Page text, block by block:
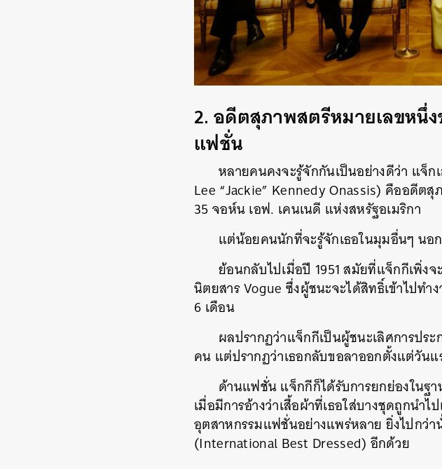
2. อดีตสุภาพสตรีหมายเลขหนึ่
แฟชั่น
หลายคนคงจะรู้จักกันเป็นอย่างดีว่า แจ็
Lee “Jackie” Kennedy Onassis) คืออดีต
35 จอห์น เอฟ. เคนเนดี แห่งสหรัฐอเมริกา
แต่น้อยคนนักที่จะรู้จักเธอในมุมอื่นๆ นอ
ย้อนกลับไปเมื่อปี 1951 สมัยที่แจ็กกีเพิ่งจ
นิตยสาร Vogue ซึ่งผู้ชนะจะได้สิทธิ์เข้าไปท
6 เดือน
ผลปรากฏว่าแจ็กกีเป็นผู้ชนะเลิศการปร
คน แต่ปรากฏว่าเธอกลับขอลาออกตั้งแต่วันแ
ด้านแฟชั่น แจ็กกีก็ได้รับการยกย่องในฐ
เมื่อมีการอ้างว่าเสื้อผ้าที่เธอใส่บางชุดถูกน
อุตสาหกรรมแฟชั่นอย่างแพร่หลาย ยิ่งไปกว่า
(International Best Dressed) อีกด้วย